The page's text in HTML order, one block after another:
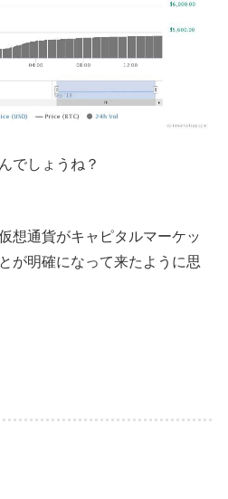
でしょうね？
想通貨がキャピタルマーケッ
が明確になって来たように思